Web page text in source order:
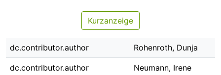
Kurzanzeige
dc.contributor.author Rohenroth, Dunja
dc.contributor.author Neumann, Irene